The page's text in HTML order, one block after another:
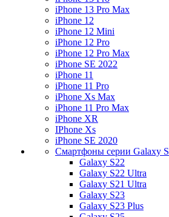
iPhone 13 Pro Max
iPhone 12
iPhone 12 Mini
iPhone 12 Pro
iPhone 12 Pro Max
iPhone SE 2022
iPhone 11
iPhone 11 Pro
iPhone Xs Max
iPhone 11 Pro Max
iPhone XR
IPhone Xs
iPhone SE 2020
Смартфоны серии Galaxy S
Galaxy S22
Galaxy S22 Ultra
Galaxy S21 Ultra
Galaxy S23
Galaxy S23 Plus